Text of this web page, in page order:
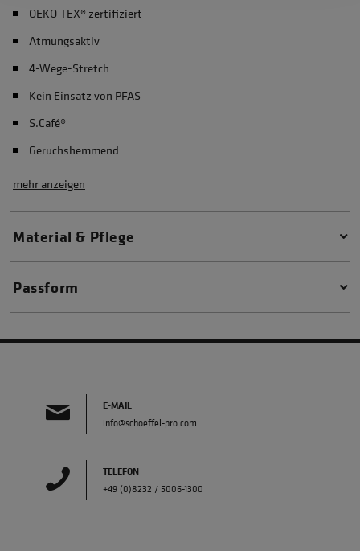
OEKO-TEX® zertifiziert
Atmungsaktiv
4-Wege-Stretch
Kein Einsatz von PFAS
S.Café®
Geruchshemmend
mehr anzeigen
Material & Pflege
Passform
E-MAIL
info@schoeffel-pro.com
TELEFON
+49 (0)8232 / 5006-1300